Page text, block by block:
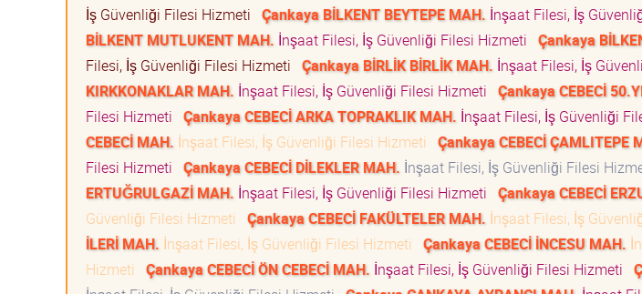
İş Güvenliği Filesi Hizmeti Çankaya BİLKENT BEYTEPE MAH. İnşaat Filesi, İş
BİLKENT MUTLUKENT MAH. İnşaat Filesi, İş Güvenliği Filesi Hizmeti Çankaya
Filesi, İş Güvenliği Filesi Hizmeti Çankaya BİRLİK BİRLİK MAH. İnşaat Filesi, İş
KIRKKONAKLAR MAH. İnşaat Filesi, İş Güvenliği Filesi Hizmeti Çankaya CEBECİ
Filesi Hizmeti Çankaya CEBECİ ARKA TOPRAKLIK MAH. İnşaat Filesi, İş Güvenliği
CEBECİ MAH. İnşaat Filesi, İş Güvenliği Filesi Hizmeti Çankaya CEBECİ ÇAMLITEPE
Filesi Hizmeti Çankaya CEBECİ DİLEKLER MAH. İnşaat Filesi, İş Güvenliği Filesi
ERTUĞRULGAZİ MAH. İnşaat Filesi, İş Güvenliği Filesi Hizmeti Çankaya CEBECİ
Güvenliği Filesi Hizmeti Çankaya CEBECİ FAKÜLTELER MAH. İnşaat Filesi, İş
İLERİ MAH. İnşaat Filesi, İş Güvenliği Filesi Hizmeti Çankaya CEBECİ İNCESU MAH.
Hizmeti Çankaya CEBECİ ÖN CEBECİ MAH. İnşaat Filesi, İş Güvenliği Filesi Hizmeti